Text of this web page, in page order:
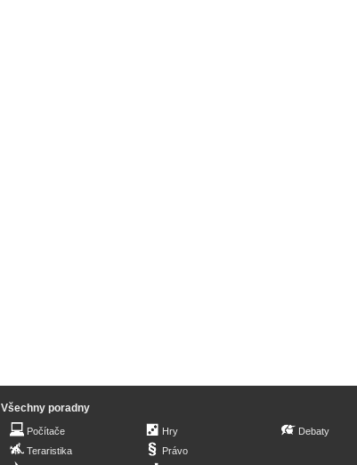
Všechny poradny
Počítače
Teraristika
Hry
Právo
Debaty